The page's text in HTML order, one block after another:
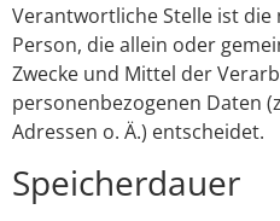
Verantwortliche Stelle ist
Person, die allein oder
Zwecke und Mittel der
personenbezogenen Daten
Adressen o. Ä.) entscheidet.
Speicherdauer